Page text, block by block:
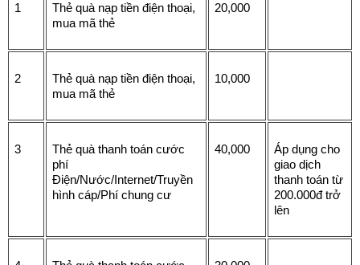
1
Thẻ quà nạp tiền điện thoại,
mua mã thẻ
20,000
2
Thẻ quà nạp tiền điện thoại,
mua mã thẻ
10,000
3
Thẻ quà thanh toán cước
phí
Điện/Nước/Internet/Truyền
hình cáp/Phí chung cư
40,000
Áp dụng cho
giao dịch
thanh toán từ
200.000đ trở
lên